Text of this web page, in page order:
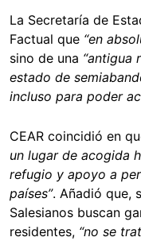
La Secretaría de
Factual que “en
sino de una “antigua
estado de
incluso para poder
CEAR coincidió en
un lugar de acogida
refugio y apoyo a
países”. Añadió que,
Salesianos buscan
residentes, “no se